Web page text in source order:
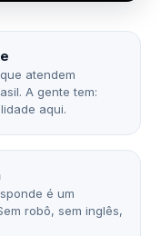
atendem
A gente tem:
aqui.
é um
robô, sem inglês,